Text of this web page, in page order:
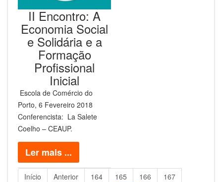
II Encontro: A
Economia Social
e Solidária e a
Formação
Profissional
Inicial
Escola de Comércio do
Porto, 6 Fevereiro 2018
Conferencista: La Salete
Coelho – CEAUP.
Ler mais ...
Início Anterior 164 165 166
167